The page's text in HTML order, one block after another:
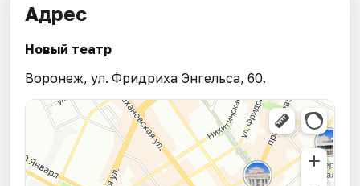
Адрес
Новый театр
Воронеж, ул. Фридриха Энгельса, 60.